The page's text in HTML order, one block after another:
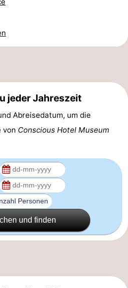
jeder Jahreszeit
Abreisedatum, um die
von Conscious Hotel Museum
und finden